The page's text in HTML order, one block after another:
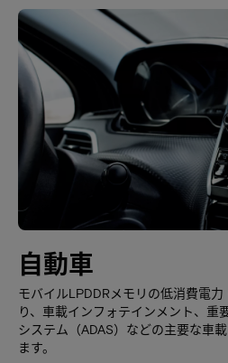
自動車
モバイルLPDDRメモリの低消費電
り、車載インフォテインメント、重
システム（ADAS）などの主要な車
ます。